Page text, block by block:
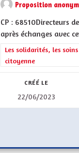
Proposition
CP : 68510Directeurs
après échanges avec
Filtrer les résultats de
Les solidarités, les
citoyenne
CRÉÉ LE
22/06/2023